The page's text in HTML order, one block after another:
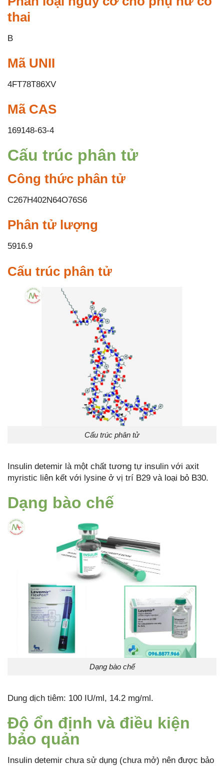
thai
B
Mã UNII
4FT78T86XV
Mã CAS
169148-63-4
Cấu trúc phân tử
Công thức phân tử
C267H402N64O76S6
Phân tử lượng
5916.9
Cấu trúc phân tử
Cấu trúc phân tử
Insulin detemir là một chất tương tự insulin với axit
myristic liên kết với lysine ở vị trí B29 và loại bỏ B30.
Dạng bào chế
Dạng bào chế
Dung dịch tiêm: 100 IU/ml, 14.2 mg/ml.
Độ ổn định và điều kiện
bảo quản
Insulin detemir chưa sử dụng (chưa mở) nên được bảo